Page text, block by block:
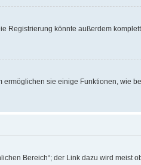
Registrierung könnte außerdem
sie einige Funktionen, wie
Bereich“; der Link dazu wird meist